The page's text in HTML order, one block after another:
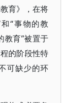
育》，在将
“事物的教
教育”被置于
的阶段性特
可缺少的环